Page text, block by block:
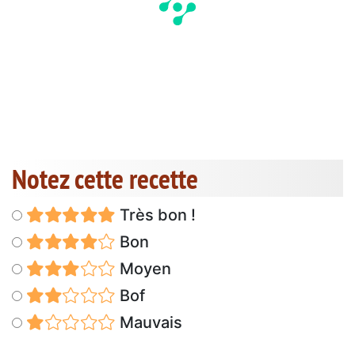
Notez cette recette
Très bon !
Bon
Moyen
Bof
Mauvais